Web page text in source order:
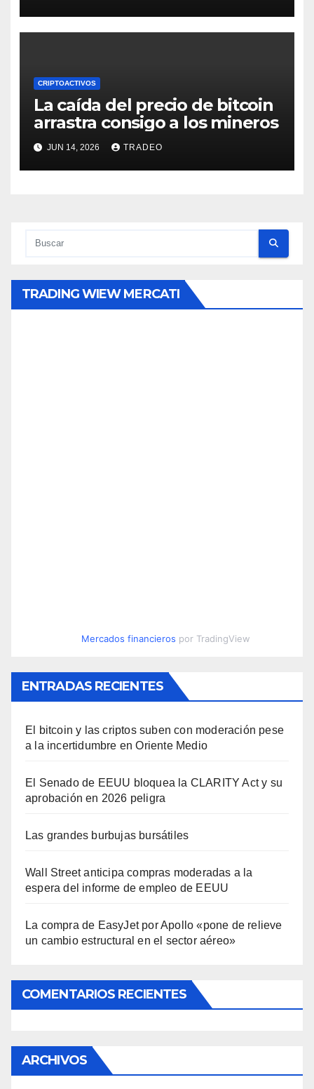
CRIPTOACTIVOS
La caída del precio de bitcoin
arrastra consigo a los mineros
JUN 14, 2026 TRADEO
TRADING WIEW MERCATI
Mercados financieros por TradingView
ENTRADAS RECIENTES
El bitcoin y las criptos suben con moderación pese
a la incertidumbre en Oriente Medio
El Senado de EEUU bloquea la CLARITY Act y su
aprobación en 2026 peligra
Las grandes burbujas bursátiles
Wall Street anticipa compras moderadas a la
espera del informe de empleo de EEUU
La compra de EasyJet por Apollo «pone de relieve
un cambio estructural en el sector aéreo»
COMENTARIOS RECIENTES
ARCHIVOS